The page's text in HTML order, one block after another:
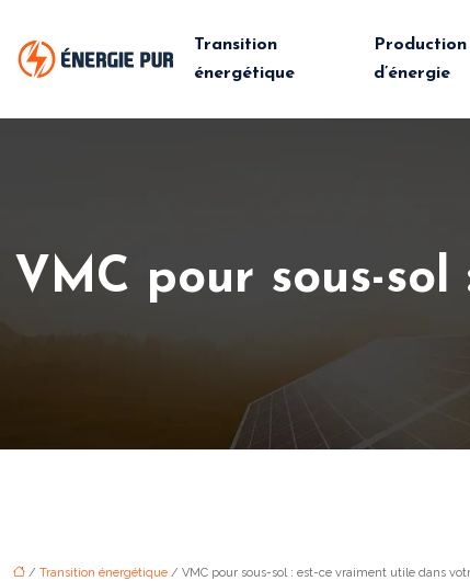
Transition
énergétique
Production
d’énergie
VMC pour sous-
/ Transition énergétique / VMC pour sous-sol : est-ce vraiment utile dans